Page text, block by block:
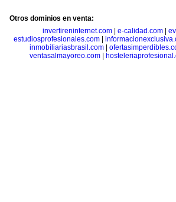
Otros dominios en venta:
invertireninternet.com| e-calidad.com|
estudiosprofesionales.com|
inmobiliariasbrasil.com
ventasalmayoreo.com